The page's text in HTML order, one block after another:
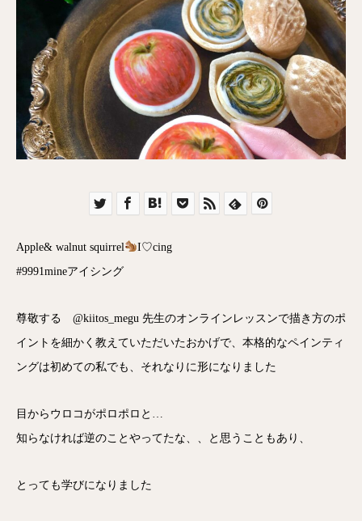
Apple& walnut squirrel
I♡cing
#9991mineアイシング
尊敬する @kiitos_megu 先生のオンラインレッスンで描き方のポ
イントを細かく教えていただいたおかげで、本格的なペインティ
ングは初めての私でも、それなりに形になりました
目からウロコがポロポロと…
知らなければ逆のことやってたな、、と思うこともあり、
とっても学びになりました